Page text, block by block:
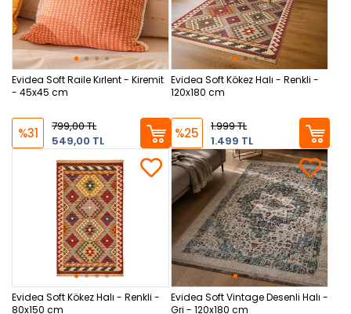
Evidea Soft Raile Kırlent - Kiremit
- 45x45 cm
%31
799,00 TL
549,00 TL
Evidea Soft Kökez Halı - Renkli -
120x180 cm
%25
1.999 TL
1.499 TL
Evidea Soft Kökez Halı - Renkli -
80x150 cm
Evidea Soft Vintage Desenli Halı -
Gri - 120x180 cm